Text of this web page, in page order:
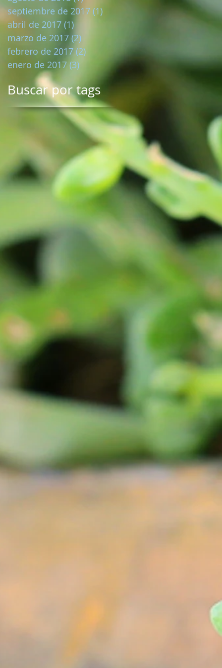
septiembre de 2017 (1)
abril de 2017 (1)
marzo de 2017 (2)
febrero de 2017 (2) 2 entradas
enero de 2017 (3) 3 entradas
Buscar por tags